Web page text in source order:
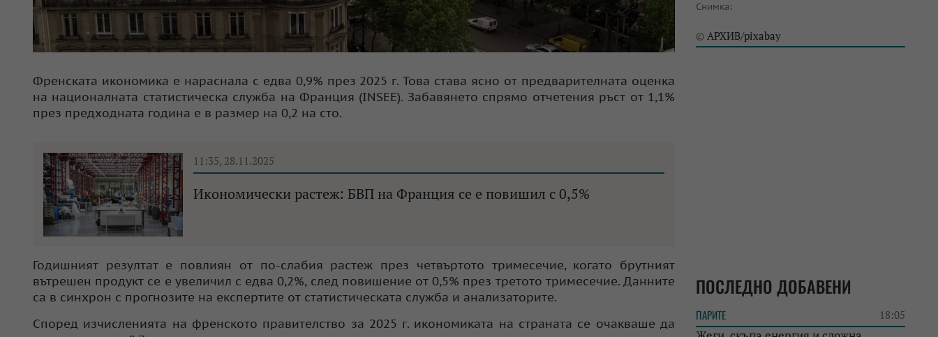
Снимка:
© АРХИВ/pixabay
Френската икономика е нараснала с едва 0,9% през 2025 г. Това става ясно от предварителната оценка
на националната статистическа служба на Франция (INSEE). Забавянето спрямо отчетения ръст от 1,1%
през предходната година е в размер на 0,2 на сто.
11:35, 28.11.2025
Икономически растеж: БВП на Франция се е повишил с 0,5%
Годишният резултат е повлиян от по-слабия растеж през четвъртото тримесечие, когато брутният
вътрешен продукт се е увеличил с едва 0,2%, след повишение от 0,5% през третото тримесечие. Данните
са в синхрон с прогнозите на експертите от статистическата служба и анализаторите.
Според изчисленията на френското правителство за 2025 г. икономиката на страната се очакваше да
ПОСЛЕДНО ДОБАВЕНИ
ПАРИТЕ 18:05